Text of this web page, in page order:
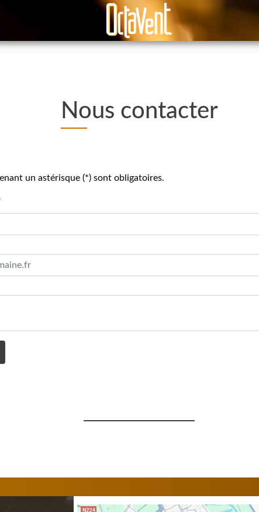
Nous contacter
un astérisque (*) sont obligatoires.